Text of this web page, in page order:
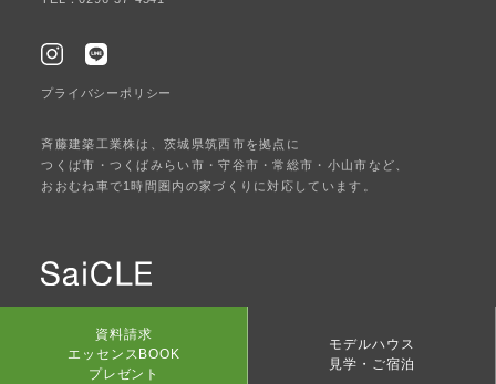
プライバシーポリシー
斉藤建築工業株は、茨城県筑西市を拠点に
つくば市・つくばみらい市・守谷市・常総市・小山市など、
おおむね車で1時間圏内の家づくりに対応しています。
© SaiCLE. All Rights Reserved.
資料請求
エッセンスBOOK
プレゼント
モデルハウス
見学・ご宿泊